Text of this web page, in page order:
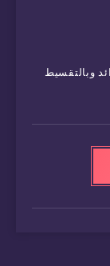
وبالتقسيط